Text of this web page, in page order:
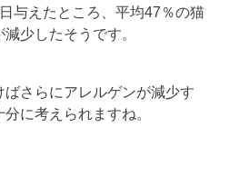
与えたところ、平均47％の猫
少したそうです。
ばさらにアレルゲンが減少す
に考えられますね。